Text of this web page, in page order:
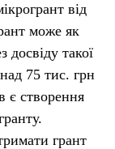
від
може як
досвіду такої
75 тис. грн
є створення
грант